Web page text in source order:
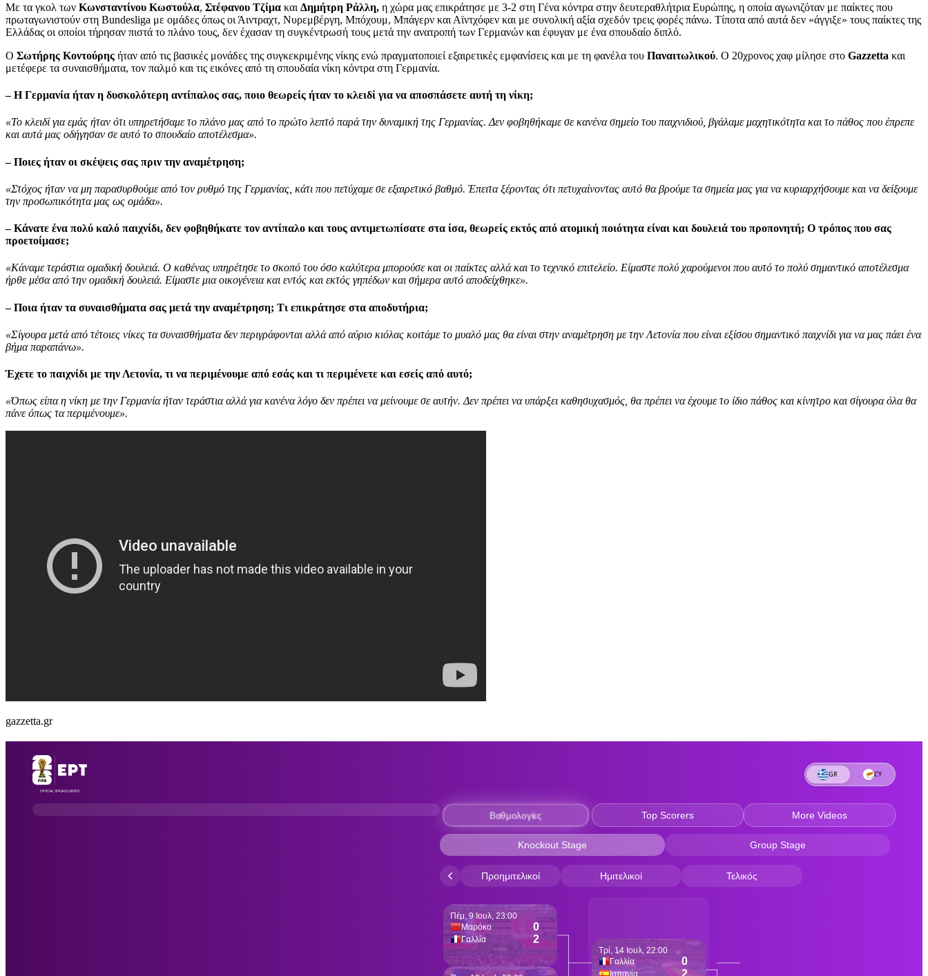
Με τα γκολ των Κωνσταντίνου Κωστούλα, Στέφανου Τζίμα και Δημήτρη Ράλλη, η χώρα μας επικράτησε με 3-2 στη Γένα κόντρα στην δευτεραθλήτρια Ευρώπης, η οποία αγωνιζόταν με παίκτες που
πρωταγωνιστούν στη Bundesliga με ομάδες όπως οι Άιντραχτ, Νυρεμβέργη, Μπόχουμ, Μπάγερν και Αϊντχόφεν και με συνολική αξία σχεδόν τρεις φορές πάνω. Τίποτα από αυτά δεν «άγγιξε» τους παίκτες της
Ελλάδας οι οποίοι τήρησαν πιστά το πλάνο τους, δεν έχασαν τη συγκέντρωσή τους μετά την ανατροπή των Γερμανών και έφυγαν με ένα σπουδαίο διπλό.
O Σωτήρης Κοντούρης ήταν από τις βασικές μονάδες της συγκεκριμένης νίκης ενώ πραγματοποιεί εξαιρετικές εμφανίσεις και με τη φανέλα του Παναιτωλικού. Ο 20χρονος χαφ μίλησε στο Gazzetta και
μετέφερε τα συναισθήματα, τον παλμό και τις εικόνες από τη σπουδαία νίκη κόντρα στη Γερμανία.
– Η Γερμανία ήταν η δυσκολότερη αντίπαλος σας, ποιο θεωρείς ήταν το κλειδί για να αποσπάσετε αυτή τη νίκη;
«Το κλειδί για εμάς ήταν ότι υπηρετήσαμε το πλάνο μας από το πρώτο λεπτό παρά την δυναμική της Γερμανίας. Δεν φοβηθήκαμε σε κανένα σημείο του παιχνιδιού, βγάλαμε μαχητικότητα και το πάθος που έπρεπε
και αυτά μας οδήγησαν σε αυτό το σπουδαίο αποτέλεσμα».
– Ποιες ήταν οι σκέψεις σας πριν την αναμέτρηση;
«Στόχος ήταν να μη παρασυρθούμε από τον ρυθμό της Γερμανίας, κάτι που πετύχαμε σε εξαιρετικό βαθμό. Έπειτα ξέροντας ότι πετυχαίνοντας αυτό θα βρούμε τα σημεία μας για να κυριαρχήσουμε και να δείξουμε
την προσωπικότητα μας ως ομάδα».
– Κάνατε ένα πολύ καλό παιχνίδι, δεν φοβηθήκατε τον αντίπαλο και τους αντιμετωπίσατε στα ίσα, θεωρείς εκτός από ατομική ποιότητα είναι και δουλειά του προπονητή; Ο τρόπος που σας
προετοίμασε;
«Κάναμε τεράστια ομαδική δουλειά. Ο καθένας υπηρέτησε το σκοπό του όσο καλύτερα μπορούσε και οι παίκτες αλλά και το τεχνικό επιτελείο. Είμαστε πολύ χαρούμενοι που αυτό το πολύ σημαντικό αποτέλεσμα
ήρθε μέσα από την ομαδική δουλειά. Είμαστε μια οικογένεια και εντός και εκτός γηπέδων και σήμερα αυτό αποδείχθηκε».
– Ποια ήταν τα συναισθήματα σας μετά την αναμέτρηση; Τι επικράτησε στα αποδυτήρια;
«Σίγουρα μετά από τέτοιες νίκες τα συναισθήματα δεν περιγράφονται αλλά από αύριο κιόλας κοιτάμε το μυαλό μας θα είναι στην αναμέτρηση με την Λετονία που είναι εξίσου σημαντικό παιχνίδι για να μας πάει ένα
βήμα παραπάνω».
Έχετε το παιχνίδι με την Λετονία, τι να περιμένουμε από εσάς και τι περιμένετε και εσείς από αυτό;
«Όπως είπα η νίκη με την Γερμανία ήταν τεράστια αλλά για κανένα λόγο δεν πρέπει να μείνουμε σε αυτήν. Δεν πρέπει να υπάρξει καθησυχασμός, θα πρέπει να έχουμε το ίδιο πάθος και κίνητρο και σίγουρα όλα θα
πάνε όπως τα περιμένουμε».
gazzetta.gr